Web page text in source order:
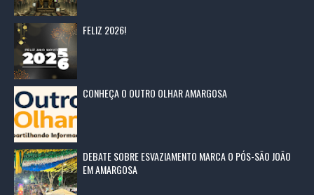
FELIZ 2026!
CONHEÇA O OUTRO OLHAR AMARGOSA
DEBATE SOBRE ESVAZIAMENTO MARCA O PÓS-SÃO JOÃO
EM AMARGOSA